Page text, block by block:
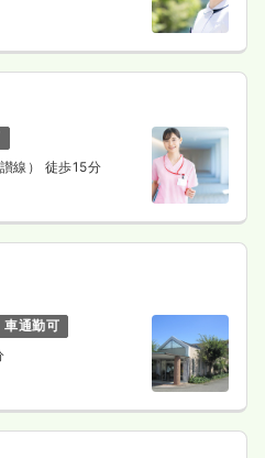
線） 徒歩15分
車通勤可